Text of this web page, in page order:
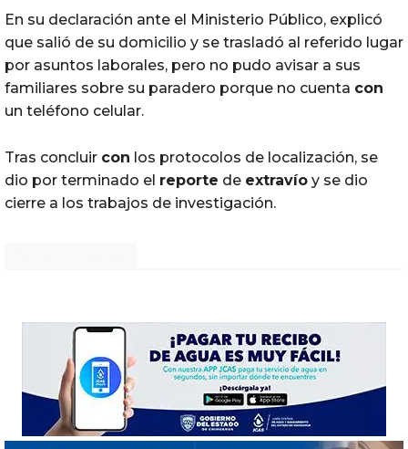
En su declaración ante el Ministerio Público, explicó
que salió de su domicilio y se trasladó al referido lugar
por asuntos laborales, pero no pudo avisar a sus
familiares sobre su paradero porque no cuenta con
un teléfono celular.
Tras concluir con los protocolos de localización, se
dio por terminado el reporte de extravío y se dio
cierre a los trabajos de investigación.